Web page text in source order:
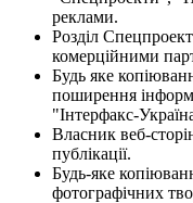
реклами.
Розділ
комерційними
Будь яке
поширення
"Інтерфакс-
Власник веб-
публікації.
Будь-яке
фотографічних